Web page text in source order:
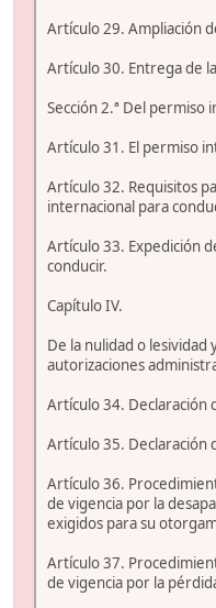
Artículo 29. Ampliación
Artículo 30. Entrega de
Sección 2.ª Del permiso
Artículo 31. El permiso
Artículo 32. Requisitos
internacional para
Artículo 33. Expedición
conducir.
Capítulo IV.
De la nulidad o lesividad
autorizaciones
Artículo 34. Declaración
Artículo 35. Declaración
Artículo 36.
de vigencia por la
exigidos para su
Artículo 37.
de vigencia por la